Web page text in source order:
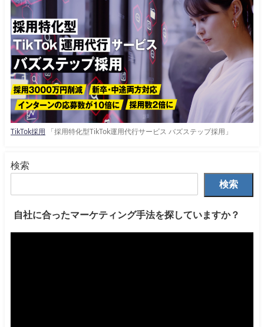
TikTok採用 「採用特化型TikTok運用代行サービス バズステップ採用」
検索
検索
自社に合ったマーケティング手法を探していますか？